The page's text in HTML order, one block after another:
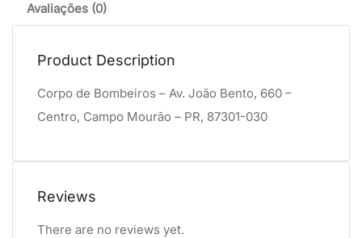
Avaliações (0)
Product Description
Corpo de Bombeiros – Av. João Bento, 660 –
Centro, Campo Mourão – PR, 87301-030
Reviews
There are no reviews yet.